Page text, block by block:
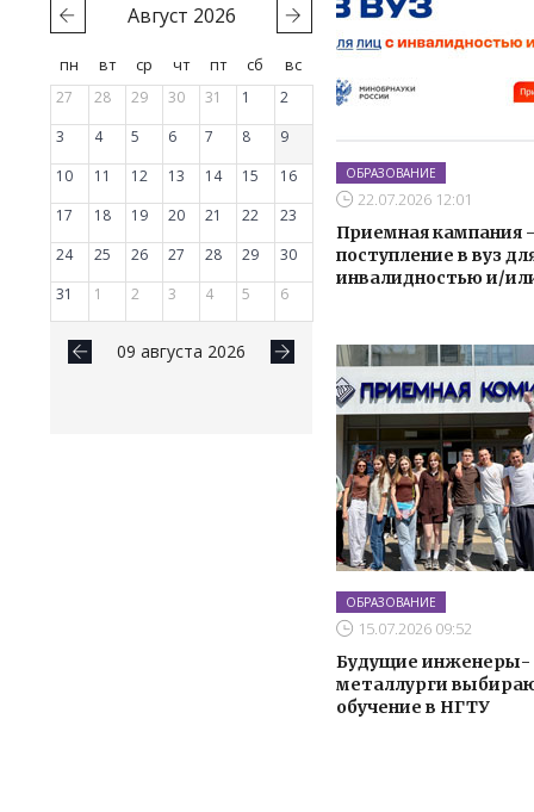
Август 2026
пн вт ср чт пт сб
вс
27
28 29 30 31 1
2
3
4 5 6 7 8
9
10
11 12 13 14 15
16
17
18 19 20 21 22
23
24
25 26 27 28 29
30
31
1 2 3 4 5 6
09 августа 2026
ОБРАЗОВАНИЕ
22.07.2026 12:01
Приемная кампания
поступление в вуз
инвалидностью и/
ОБРАЗОВАНИЕ
15.07.2026 09:52
Будущие инженеры-
металлурги
обучение в НГТУ